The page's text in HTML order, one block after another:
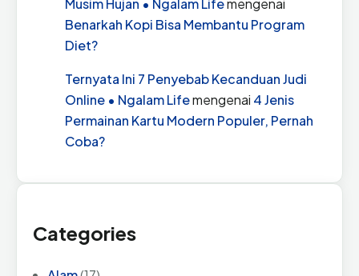
Musim Hujan • Ngalam Lifemengenai
Benarkah Kopi Bisa Membantu Program
Diet?
Ternyata Ini 7 Penyebab Kecanduan Judi
Online • Ngalam Lifemengenai 4 Jenis
Permainan Kartu Modern Populer, Pernah
Coba?
Categories